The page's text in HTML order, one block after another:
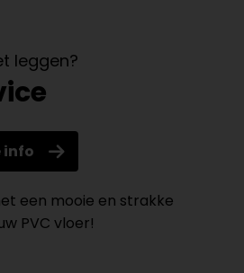
leggen?
info
een mooie en strakke
PVC vloer!